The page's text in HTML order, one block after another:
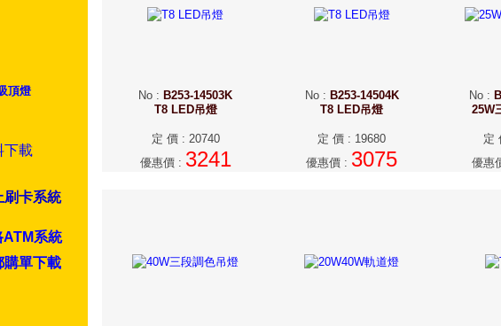
頂燈
下載
刷卡系統
ATM系統
購單下載
No : B253-14503K
T8 LED吊燈
定 價: 20740
優惠價: 3241
No: B253-14504K
T8 LED吊燈
定 價 : 19680
優惠價 : 3075
No :
25W
定
優惠